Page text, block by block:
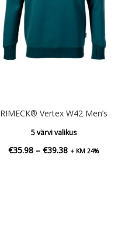
RIMECK® Vertex W42 Men’s
5 värvi valikus
€35.98 – €39.38Hinnavahemik:
+ KM 24%